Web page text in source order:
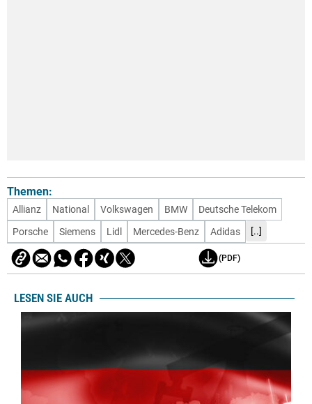
Themen:
Allianz National Volkswagen BMW
Deutsche Telekom
Porsche
Siemens Lidl Mercedes-Benz Adidas [..]
(PDF)
LESEN SIE AUCH